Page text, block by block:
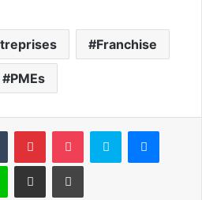
Franchise
PMEs
Tumblr PinterestPocket Skype
Ligne Partager par email Imprimer